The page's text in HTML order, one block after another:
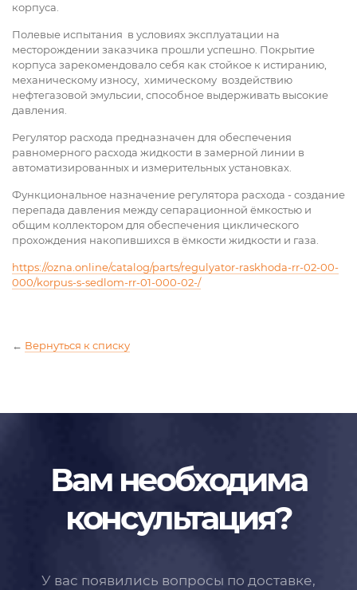
корпуса.
Полевые испытания в условиях эксплуатации на
месторождении заказчика прошли успешно. Покрытие
корпуса зарекомендовало себя как стойкое к истиранию,
механическому износу, химическому воздействию
нефтегазовой эмульсии, способное выдерживать высокие
давления.
Регулятор расхода предназначен для обеспечения
равномерного расхода жидкости в замерной линии в
автоматизированных и измерительных установках.
Функциональное назначение регулятора расхода - создание
перепада давления между сепарационной ёмкостью и
общим коллектором для обеспечения циклического
прохождения накопившихся в ёмкости жидкости и газа.
https://ozna.online/catalog/parts/regulyator-raskhoda-rr-02-00-
000/korpus-s-sedlom-rr-01-000-02-/
← Вернуться к списку
Вам необходима
консультация?
У вас появились вопросы по доставке,